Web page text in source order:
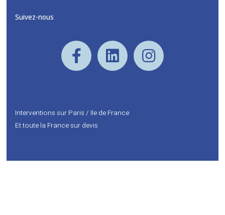
Suivez-nous
Interventions sur Paris / Ile de France
Et toute la France sur devis